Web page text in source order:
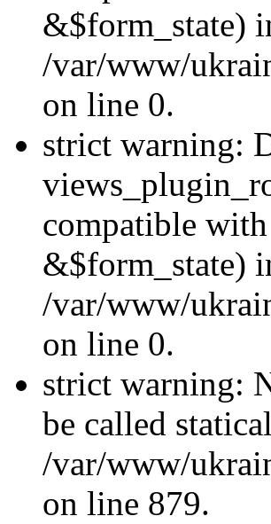
&$form_state)
/var/www/
on line 0.
strict warning:
compatible
&$form_state)
/var/www/
on line 0.
strict warning:
be called
/var/www/
on line 879.